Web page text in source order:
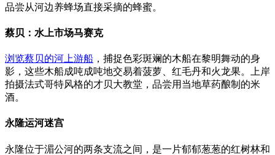
品尝从河边养蜂场直接采摘的蜂蜜。
蔡贝：水上市场马赛克
浏览蔡贝的河上游船 ，捕捉色彩斑斓的木船在黎明舞动的身
影，这些木船成吨成吨地交易着菠萝、红毛丹和火龙果。上岸
拍摄法式哥特风格的才贝大教堂，品尝用当地草药酿制的米
酒。
永隆运河迷宫
永隆位于湄公河的两条支流之间，是一片郁郁葱葱的红树林和